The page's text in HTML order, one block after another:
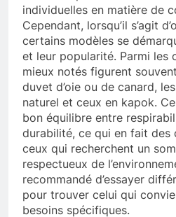
individuelles en matière de
Cependant, lorsqu’il s’agit
certains modèles se
et leur popularité. Parmi les
mieux notés figurent
duvet d’oie ou de canard,
naturel et ceux en kapok.
bon équilibre entre
durabilité, ce qui en fait des
ceux qui recherchent un
respectueux de
recommandé d’essayer
pour trouver celui qui
besoins spécifiques.